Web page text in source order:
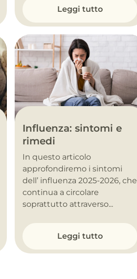
Leggi tutto
Influenza: sintomi e
rimedi
In questo articolo
approfondiremo i sintomi
dell’ influenza 2025-2026, che
continua a circolare
soprattutto attraverso...
Leggi tutto